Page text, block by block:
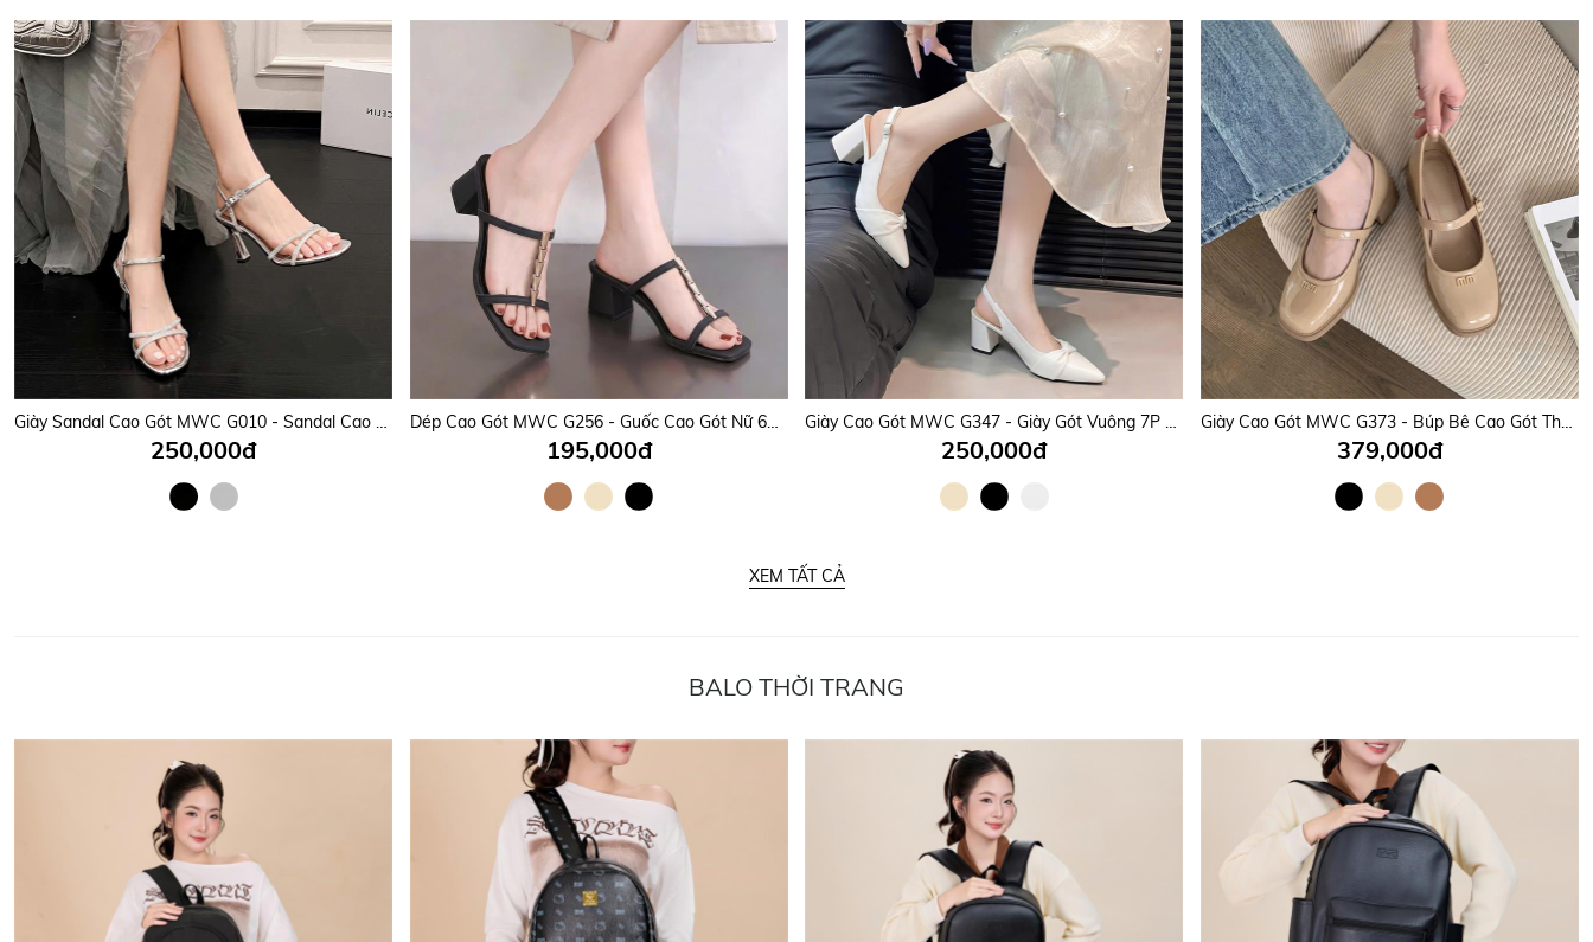
Giày Sandal Cao Gót MWC G010 - Sandal Cao Gót Thiết Kế Hở Hậu Kết Hợp Quai Cài Cổ Chân Siêu Hot, Quai Mảnh Đính Đá Sang Trọng Cao 11cm Tôn Dáng Đẹp Mê Hồn Thời Trang.
250,000đ
Dép Cao Gót MWC G256 - Guốc Cao Gót Nữ 6P Mũi Vuông, Quai Mảnh Phối Dãy Kim Loại Màu Vàng sang Chảnh, Thời Trang.
195,000đ
Giày Cao Gót MWC G347 - Giày Gót Vuông 7P Dáng Basic, Mũi Nhọn Phối Quai Nơ Tiểu Thư, Nữ Tính, Sang Trọng.
250,000đ
Giày Cao Gót MWC G373 - Búp Bê Cao Gót Thanh Lịch, Quai Ngang Mảnh Phối Khoá Chữ Kim Loại Sang, Xịn, Mịn.
379,000đ
XEM TẤT CẢ
BALO THỜI TRANG